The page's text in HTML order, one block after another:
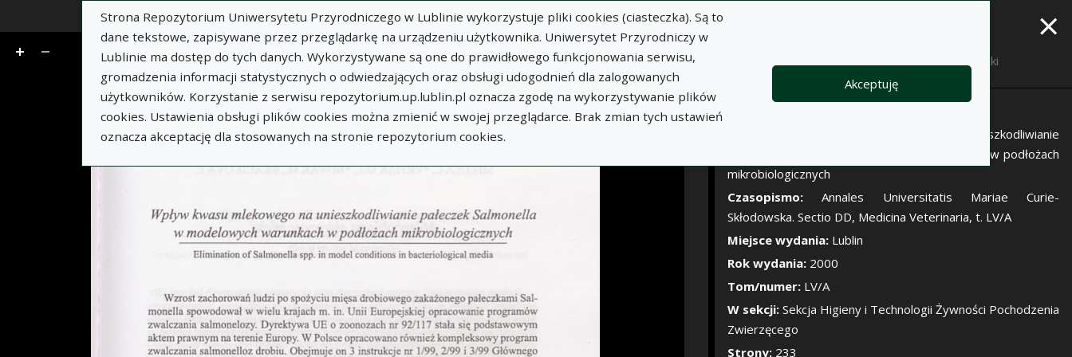
Strona Repozytorium Uniwersytetu Przyrodniczego w Lublinie wykorzystuje pliki cookies (ciasteczka). Są to
dane tekstowe, zapisywane przez przeglądarkę na urządzeniu użytkownika. Uniwersytet Przyrodniczy w
Lublinie ma dostęp do tych danych. Wykorzystywane są one do prawidłowego funkcjonowania serwisu,
gromadzenia informacji statystycznych o odwiedzających oraz obsługi udogodnień dla zalogowanych
użytkowników. Korzystanie z serwisu repozytorium.up.lublin.pl oznacza zgodę na wykorzystywanie plików
cookies. Ustawienia obsługi plików cookies można zmienić w swojej przeglądarce. Brak zmian tych ustawień
oznacza akceptację dla stosowanych na stronie repozytorium cookies.
Akceptuję
WIĘCEJ INFORMACJI
×
Notatki
Wpływ kwasu mlekowego na unieszkodliwianie
pałeczek Salmonella w modelowych warunkach w podłożach
mikrobiologicznych
Czasopismo:Annales Universitatis Mariae Curie-
Skłodowska. Sectio DD, Medicina Veterinaria, t. LV/A
Miejsce wydania: Lublin
Rok wydania: 2000
Tom/numer: LV/A
W sekcji:Sekcja Higieny i Technologii Żywności Pochodzenia
Zwierzęcego
Strony: 233